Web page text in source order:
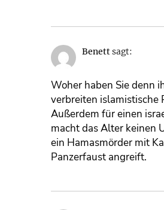
Benettsagt:
Woher haben Sie denn
verbreiten islamistische
Außerdem für einen
macht das Alter keinen
ein Hamasmörder mit
Panzerfaust angreift.